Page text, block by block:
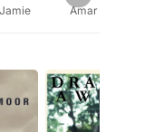
Jamie
Amar